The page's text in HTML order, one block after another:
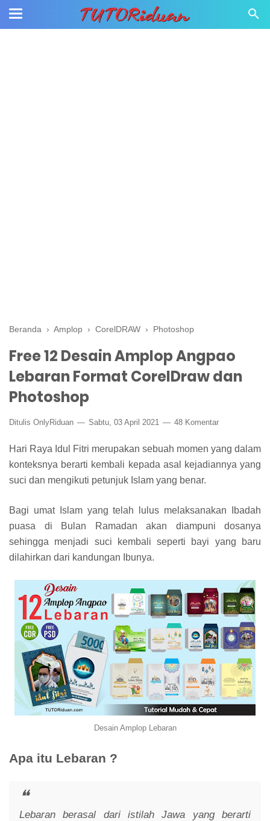
Beranda › Amplop › CorelDRAW › Photoshop
Free 12 Desain Amplop Angpao
Lebaran Format CorelDraw dan
Photoshop
Ditulis OnlyRiduan Sabtu, 03 April 2021 48 Komentar
Hari Raya Idul Fitri merupakan sebuah momen yang dalam
konteksnya berarti kembali kepada asal kejadiannya yang
suci dan mengikuti petunjuk Islam yang benar.
Bagi umat Islam yang telah lulus melaksanakan Ibadah
puasa di Bulan Ramadan akan diampuni dosanya
sehingga menjadi suci kembali seperti bayi yang baru
dilahirkan dari kandungan Ibunya.
Desain Amplop Lebaran
Apa itu Lebaran ?
Lebaran berasal dari istilah Jawa yang berarti